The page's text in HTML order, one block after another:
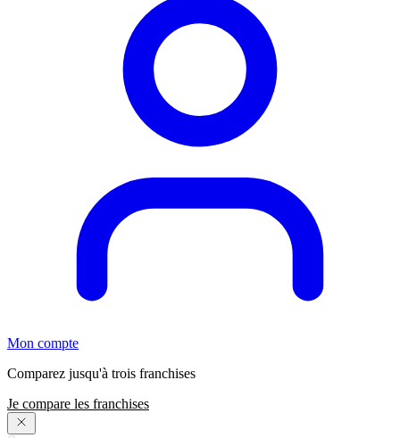
Mon compte
Comparez jusqu'à trois franchises
Je compare les franchises